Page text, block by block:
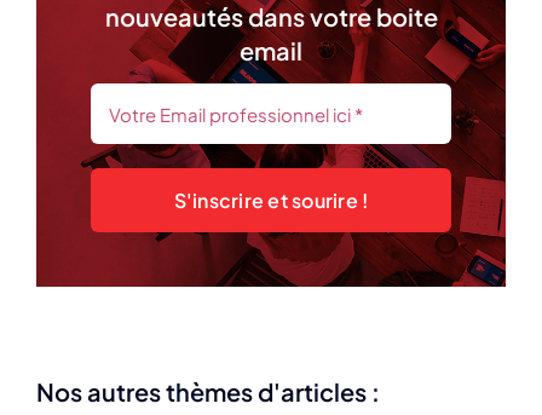
nouveautés dans votre boite
email
S'inscrire et sourire !
Nos autres thèmes d'articles :